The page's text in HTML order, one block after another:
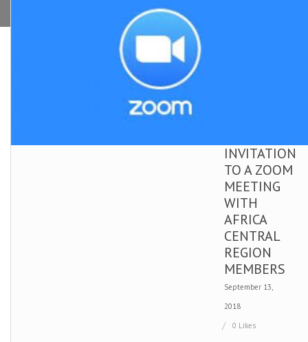
INVITATION
TO A ZOOM
MEETING
WITH
AFRICA
CENTRAL
REGION
MEMBERS
September 13,
2018
0 Likes